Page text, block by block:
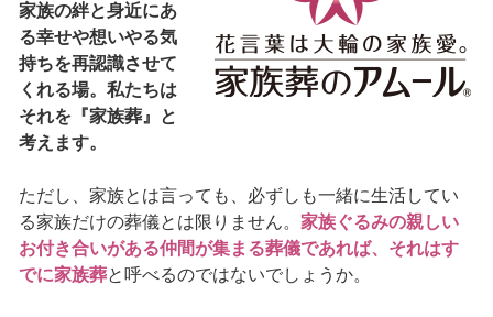
家族の絆と身近にあ
る幸せや想いやる気
持ちを再認識させて
くれる場。私たちは
それを『家族葬』と
考えます。
ただし、家族とは言っても、必ずしも一緒に生活してい
る家族だけの葬儀とは限りません。 家族ぐるみの親しい
お付き合いがある仲間が集まる葬儀であれば、それはす
でに家族葬と呼べるのではないでしょうか。